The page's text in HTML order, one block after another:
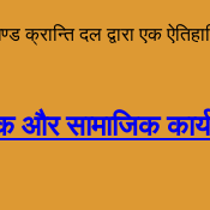
क्रान्ति दल द्वारा एक
और सामाजिक